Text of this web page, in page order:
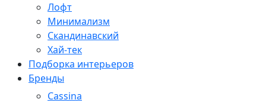
Лофт
Минимализм
Скандинавский
Хай-тек
Подборка интерьеров
Бренды
Cassina